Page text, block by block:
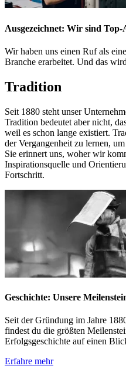
Ausgezeichnet: Wir sind
Wir haben uns einen Ruf als
Branche erarbeitet. Und das
Tradition
Seit 1880 steht unser
Tradition bedeutet aber nicht,
weil es schon lange existiert.
der Vergangenheit zu lernen,
Sie erinnert uns, woher wir
Inspirationsquelle und
Fortschritt.
Geschichte: Unsere
Seit der Gründung im Jahre
findest du die größten
Erfolgsgeschichte auf einen
Erfahre mehr